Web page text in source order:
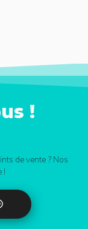
!
de vente ? Nos
!